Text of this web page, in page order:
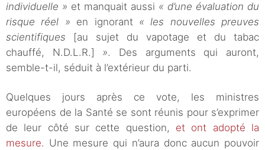
individuelle » et manquait aussi « d’une évaluation du
risque réel » en ignorant « les nouvelles preuves
scientifiques [au sujet du vapotage et du tabac
chauffé, N.D.L.R.] ». Des arguments qui auront,
semble-t-il, séduit à l’extérieur du parti.
Quelques jours après ce vote, les ministres
européens de la Santé se sont réunis pour s’exprimer
de leur côté sur cette question, et ont adopté la
mesure. Une mesure qui n’aura donc aucun pouvoir